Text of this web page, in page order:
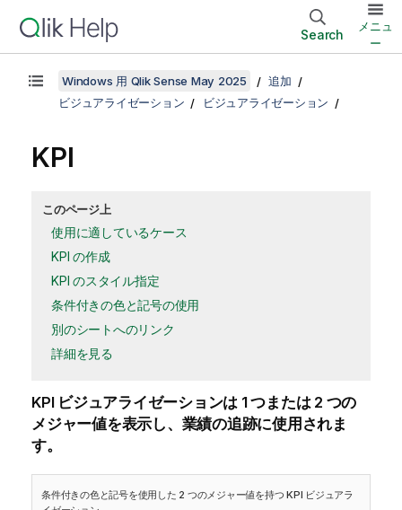
Search
メニュ
ー
Windows 用 Qlik Sense May 2025
追加
ビジュアライゼーション
ビジュアライゼーション
KPI
このページ上
使用に適しているケース
KPI の作成
KPI のスタイル指定
条件付きの色と記号の使用
別のシートへのリンク
詳細を見る
KPI ビジュアライゼーションは 1 つまたは 2 つの
メジャー値を表示し、業績の追跡に使用されま
す。
条件付きの色と記号を使用した 2 つのメジャー値を持つ KPI ビジュアラ